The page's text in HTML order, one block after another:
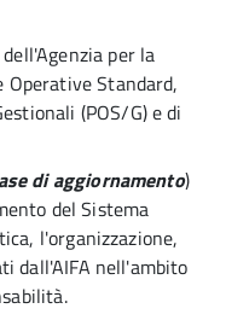
per la
Standard,
(POS/G) e di
di aggiornamento)
del Sistema
l'organizzazione,
dall'AIFA nell'ambito